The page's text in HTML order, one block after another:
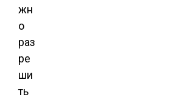
жн
о
раз
ре
ши
ть